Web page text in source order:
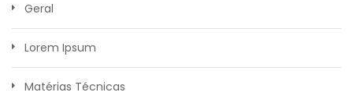
Geral
Lorem Ipsum
Matérias Técnicas